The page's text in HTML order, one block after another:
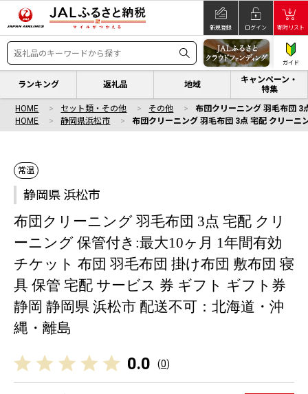
新規登録 ログイン 寄附リスト
ガイド
ランキング 返礼品 地域
キャンペーン・
特集
HOME セット類・その他 その他
布団クリーニング 羽毛布団 3
HOME
静岡県浜松市 布団クリーニング 羽毛布団 3点 宅配 クリーニ
常温
静岡県 浜松市
布団クリーニング 羽毛布団 3点 宅配 クリ
ーニング 保管付き:最大10ヶ月 1年間有効
チケット 布団 羽毛布団 掛け布団 敷布団 寝
具 保管 宅配 サービス 券 ギフト ギフト券
静岡 静岡県 浜松市 配送不可：北海道・沖
縄・離島
0.0 (0)